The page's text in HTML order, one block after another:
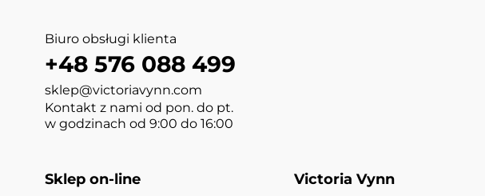
Biuro obsługi klienta
+48 576 088 499
sklep@victoriavynn.com
Kontakt z nami od pon. do pt.
w godzinach od 9:00 do 16:00
Sklep on-line Victoria Vynn